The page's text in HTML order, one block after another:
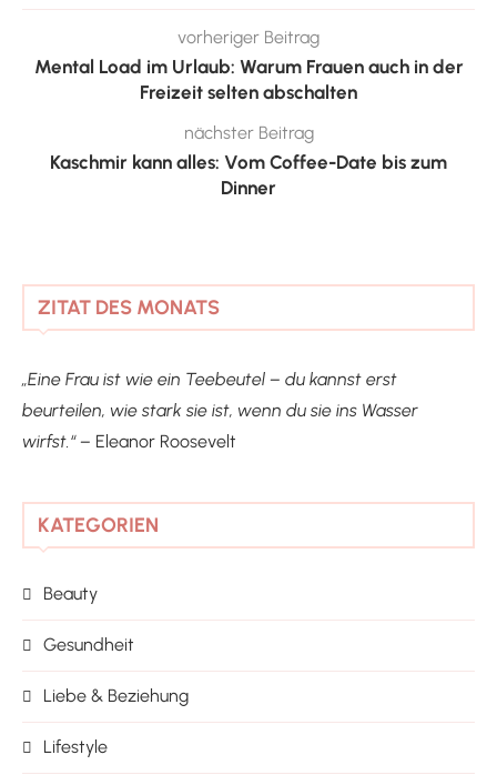
vorheriger Beitrag
Mental Load im Urlaub: Warum Frauen auch in der
Freizeit selten abschalten
nächster Beitrag
Kaschmir kann alles: Vom Coffee-Date bis zum
Dinner
ZITAT DES MONATS
„Eine Frau ist wie ein Teebeutel – du kannst erst
beurteilen, wie stark sie ist, wenn du sie ins Wasser
wirfst.“ – Eleanor Roosevelt
KATEGORIEN
Beauty
Gesundheit
Liebe & Beziehung
Lifestyle